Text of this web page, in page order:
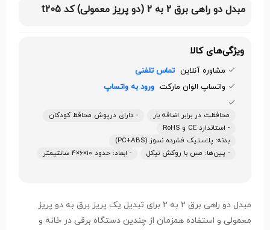
مبدل دو راهی برق 2 به 2 (دو پریز معمولی) کد t205
ویژگی‌های کالا
مشاوره آنلاین تماس تلفنی
واتساپ الوان مارکت ورود به واتساپ
محافظت در برابر اضافه بار
- دارای درپوش محافظ کودکان
- استاندارد CE و RoHS
بدنه: پلاستیک فشرده نسوز (PC+ABS)
- پین‌ها: مس با روکش نیکل
- ابعاد: حدود 10×6×4 سانتیمتر
مبدل دو راهی برق 2 به 2 برای تبدیل یک پریز برق به دو پریز
معمولی و استفاده همزمان از چندین دستگاه برقی در خانه و